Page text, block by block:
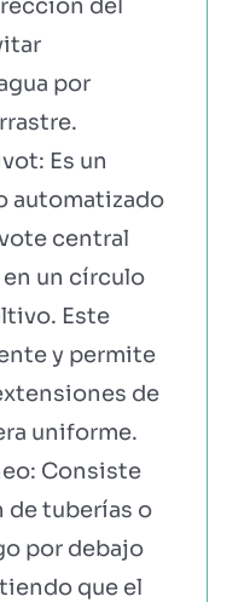
del
por
Es un
automatizado
central
en un círculo
Este
y permite
de
uniforme.
Consiste
de tuberías o
por debajo
que el